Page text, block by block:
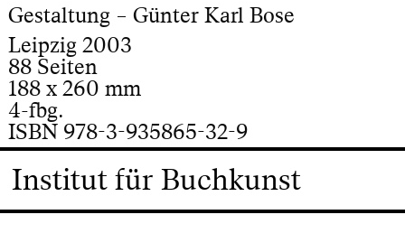
Gestaltung – Günter Karl Bose
Leipzig 2003
88 Seiten
188 x 260 mm
4-fbg.
ISBN 978-3-935865-32-9
Institut für Buchkunst